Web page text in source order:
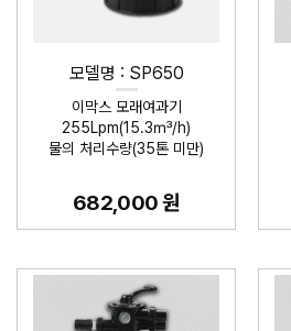
모델명 : SP650
이막스 모래여과기
255Lpm(15.3㎥/h)
물의 처리수량(35톤 미만)
682,000 원